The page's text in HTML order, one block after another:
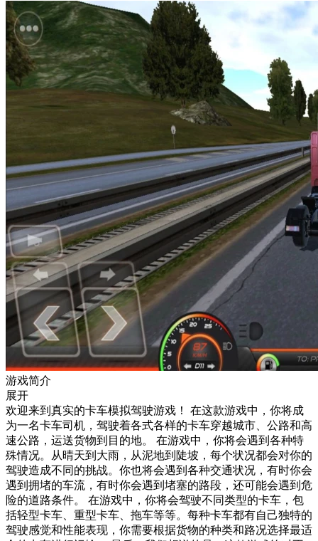
游戏简介
展开
欢迎来到真实的卡车模拟驾驶游戏！ 在这款游戏中，你将成
为一名卡车司机，驾驶着各式各样的卡车穿越城市、公路和高
速公路，运送货物到目的地。 在游戏中，你将会遇到各种特
殊情况。从晴天到大雨，从泥地到陡坡，每个状况都会对你的
驾驶造成不同的挑战。你也将会遇到各种交通状况，有时你会
遇到拥堵的车流，有时你会遇到堵塞的路段，还可能会遇到危
险的道路条件。 在游戏中，你将会驾驶不同类型的卡车，包
括轻型卡车、重型卡车、拖车等等。每种卡车都有自己独特的
驾驶感觉和性能表现，你需要根据货物的种类和路况选择最适